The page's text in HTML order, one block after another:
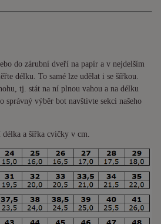
do zárubní dveří na papír a v nejdelším
délku. To samé lze udělat i se šířkou.
tj. stát na ní plnou vahou a na délku
výběr bot navštivte sekci našeho
a šířka cvičky v cm.